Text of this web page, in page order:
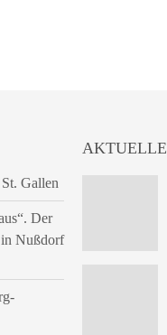
Gallen
Der
in Nußdorf